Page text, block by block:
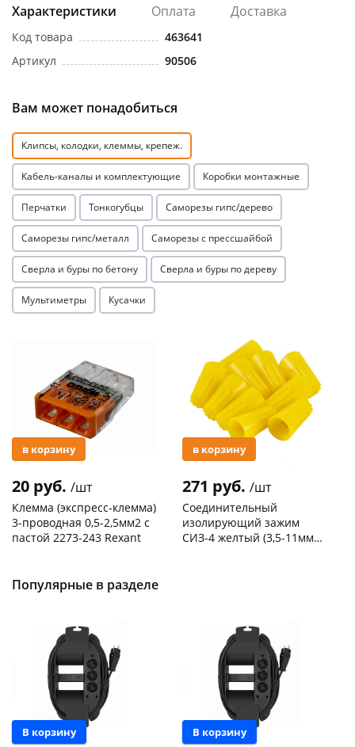
Характеристики Оплата Доставка
Код товара
463641
Артикул
90506
Вам может понадобиться
Клипсы, колодки, клеммы, крепеж.
Кабель-каналы и комплектующие Коробки монтажные
Перчатки Тонкогубцы Саморезы гипс/дерево
Саморезы гипс/металл Саморезы с прессшайбой
Сверла и буры по бетону Сверла и буры по дереву
Мультиметры Кусачки
в корзину
20 руб. /шт
Клемма (экспресс-клемма)
3-проводная 0,5-2,5мм2 с
пастой 2273-243 Rexant
в корзину
271 руб. /шт
Соединительный
изолирующий зажим
СИЗ-4 желтый (3,5-11мм2)
Популярные в разделе
Новинка
В корзину
Новинка
В корзину
раз в 2 недели